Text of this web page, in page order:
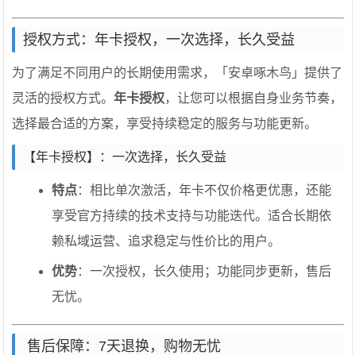
授权方式：年卡授权，一次选择，长久受益
为了满足不同用户的长期使用需求，「安卓啄木鸟」提供了
灵活的授权方式。年卡授权，让您可以根据自身业务节奏，
选择最合适的方案，享受持续稳定的服务与功能更新。
【年卡授权】：一次选择，长久受益
特点：相比单次激活，年卡不仅价格更优惠，还能
享受官方持续的技术支持与功能迭代。适合长期依
赖私域运营、追求稳定与性价比的用户。
优势：一次授权，长久使用；功能同步更新，售后
无忧。
️ 售后保障：7天退换，购物无忧